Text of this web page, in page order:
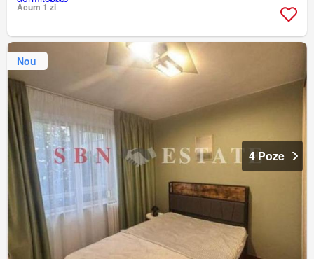
Acum 1 zi
Nou
4 Poze